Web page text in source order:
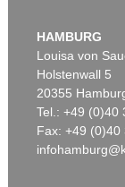
HAMBURG
Louisa von
Holstenwall 5
20355
Tel.: +49 (0)40
Fax: +49 (0)40